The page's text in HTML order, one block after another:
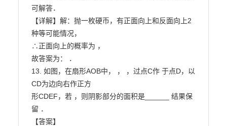
可解答．
【详解】解：抛一枚硬币，有正面向上和反面向上2
种等可能情况，
∴正面向上的概率为 ，
故答案为： ．
13. 如图，在扇形AOB中， ， ，过点C作 于点D，以
CD为边向右作正方
形CDEF，若 ，则阴影部分的面积是______ 结果保
留 ．
【答案】